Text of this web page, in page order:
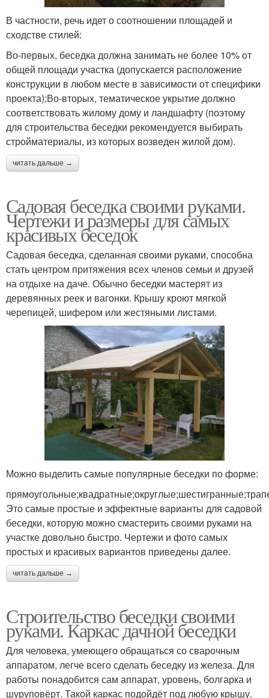
В частности, речь идет о соотношении площадей и
сходстве стилей:
Во-первых, беседка должна занимать не более 10% от
общей площади участка (допускается расположение
конструкции в любом месте в зависимости от специфики
проекта);Во-вторых, тематическое укрытие должно
соответствовать жилому дому и ландшафту (поэтому
для строительства беседки рекомендуется выбирать
стройматериалы, из которых возведен жилой дом).
читать дальше →
Садовая беседка своими руками.
Чертежи и размеры для самых
красивых беседок
Садовая беседка, сделанная своими руками, способна
стать центром притяжения всех членов семьи и друзей
на отдыхе на даче. Обычно беседки мастерят из
деревянных реек и вагонки. Крышу кроют мягкой
черепицей, шифером или жестяными листами.
Можно выделить самые популярные беседки по форме:
Это самые простые и эффектные варианты для садовой
беседки, которую можно смастерить своими руками на
участке довольно быстро. Чертежи и фото самых
простых и красивых вариантов приведены далее.
читать дальше →
Строительство беседки своими
руками. Каркас дачной беседки
Для человека, умеющего обращаться со сварочным
аппаратом, легче всего сделать беседку из железа. Для
работы понадобится сам аппарат, уровень, болгарка и
шуруповёрт. Такой каркас подойдёт под любую крышу.